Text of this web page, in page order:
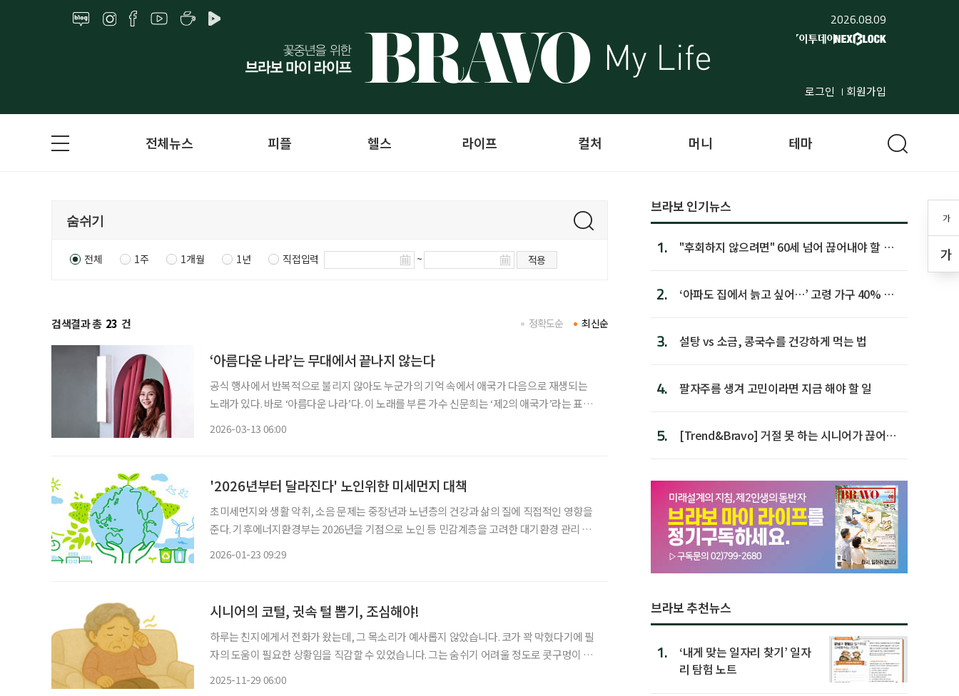
2026.08.09
로그인 회원가입
가
가
전체뉴스 피플 헬스 라이프 컬처 머니 테마
전체 1주 1개월 1년 직접입력 ~ 적용
검색결과 총 23 건 최신순
정확도순
‘아름다운 나라’는 무대에서 끝나지 않는다
공식 행사에서 반복적으로 불리지 않아도 누군가의 기억 속에서 애국가 다음으로 재생되는
노래가 있다. 바로 ‘아름다운 나라’다. 이 노래를 부른 가수 신문희는 ‘제2의 애국가’라는 표현
2026-03-13 06:00
'2026년부터 달라진다' 노인위한 미세먼지 대책
초미세먼지와 생활 악취, 소음 문제는 중장년과 노년층의 건강과 삶의 질에 직접적인 영향을
준다. 기후에너지환경부는 2026년을 기점으로 노인 등 민감계층을 고려한 대기환경 관리 체
2026-01-23 09:29
시니어의 코털, 귓속 털 뽑기, 조심해야!
하루는 친지에게서 전화가 왔는데, 그 목소리가 예사롭지 않았습니다. 코가 꽉 막혔다기에 필
자의 도움이 필요한 상황임을 직감할 수 있었습니다. 그는 숨쉬기 어려울 정도로 콧구멍이 부
2025-11-29 06:00
브라보 인기뉴스
1.
"후회하지 않으려면" 60세 넘어 끊어내야 할 사
2.
‘아파도 집에서 늙고 싶어…’ 고령 가구 40% 노
3. 설탕 vs 소금, 콩국수를 건강하게 먹는 법
4. 팔자주름 생겨 고민이라면 지금 해야 할 일
5.
[Trend&Bravo] 거절 못 하는 시니어가 끊어야
브라보 추천뉴스
1.
‘내게 맞는 일자리 찾기’ 일자
리 탐험 노트